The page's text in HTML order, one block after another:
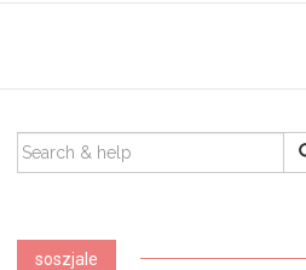
SEARCH
FOR:
soszjale